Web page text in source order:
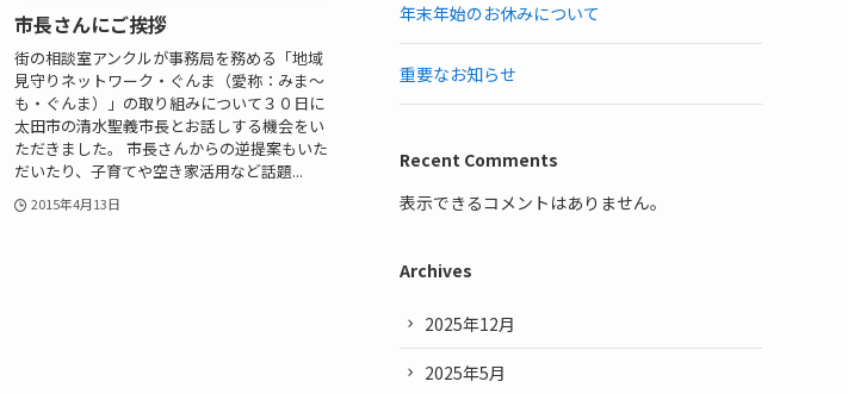
市長さんにご挨拶
街の相談室アンクルが事務局を務める「地域
見守りネットワーク・ぐんま（愛称：みま～
も・ぐんま）」の取り組みについて３０日に
太田市の清水聖義市長とお話しする機会をい
ただきました。 市長さんからの逆提案もいた
だいたり、子育てや空き家活用など話題...
2015年4月13日
年末年始のお休みについて
重要なお知らせ
Recent Comments
表示できるコメントはありません。
Archives
2025年12月
2025年5月